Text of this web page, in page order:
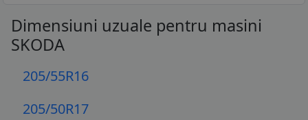
Dimensiuni uzuale pentru masini
SKODA
205/55R16
205/50R17